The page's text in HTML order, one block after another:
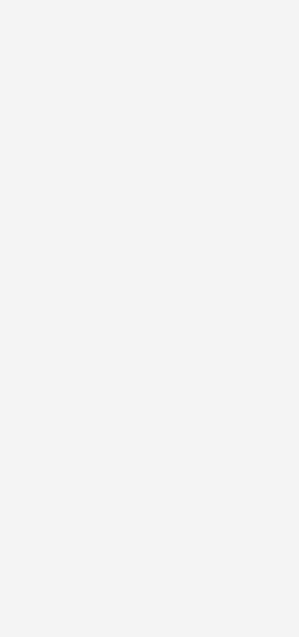
bis zu fünf Dosen möglich. Ein
den Anschluss von M20/M25-
Prüfinstitute belegen, dass sich
Schallschutzdosen kein
ergibt. Komplettiert wird das
Elektronikdosen,
Thema Elektrotechnik